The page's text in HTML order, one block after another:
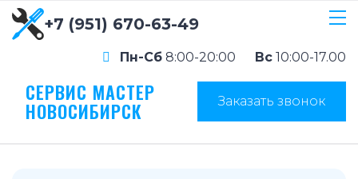
+7 (951) 670-63-49
Пн-Сб 8:00-20:00 Вс 10:00-17.00
СЕРВИС МАСТЕР
НОВОСИБИРСК Заказать звонок